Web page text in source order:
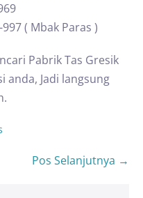
( Mbak Paras )
Pabrik Tas Gresik
anda, Jadi langsung
Pos Selanjutnya →